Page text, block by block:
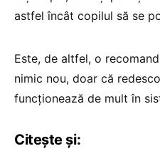
astfel încât copilul să se
Este, de altfel, o
nimic nou, doar că
funcționează de mult în
Citește și: